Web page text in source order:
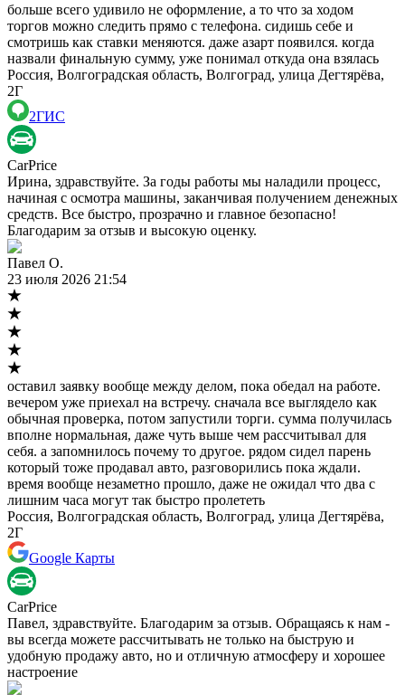
больше всего удивило не оформление, а то что за ходом
торгов можно следить прямо с телефона. сидишь себе и
смотришь как ставки меняются. даже азарт появился. когда
назвали финальную сумму, уже понимал откуда она взялась
Россия, Волгоградская область, Волгоград, улица Дегтярёва,
2Г
2ГИС
CarPrice
Ирина, здравствуйте. За годы работы мы наладили процесс,
начиная с осмотра машины, заканчивая получением денежных
средств. Все быстро, прозрачно и главное безопасно!
Благодарим за отзыв и высокую оценку.
Павел О.
23 июля 2026 21:54
оставил заявку вообще между делом, пока обедал на работе.
вечером уже приехал на встречу. сначала все выглядело как
обычная проверка, потом запустили торги. сумма получилась
вполне нормальная, даже чуть выше чем рассчитывал для
себя. а запомнилось почему то другое. рядом сидел парень
который тоже продавал авто, разговорились пока ждали.
время вообще незаметно прошло, даже не ожидал что два с
лишним часа могут так быстро пролететь
Россия, Волгоградская область, Волгоград, улица Дегтярёва,
2Г
Google Карты
CarPrice
Павел, здравствуйте. Благодарим за отзыв. Обращаясь к нам -
вы всегда можете рассчитывать не только на быструю и
удобную продажу авто, но и отличную атмосферу и хорошее
настроение